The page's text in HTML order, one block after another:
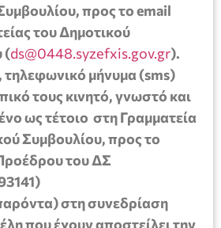
προς το email
του Δημοτικού
(ds@0448.syzefxis.gov.gr).
μήνυμα (sms)
τους κινητό, γνωστό και
ως τέτοιο στη Γραμματεία
Συμβουλίου, προς το
του ΔΣ
στη συνεδρίαση
που έχουν αποστείλει την